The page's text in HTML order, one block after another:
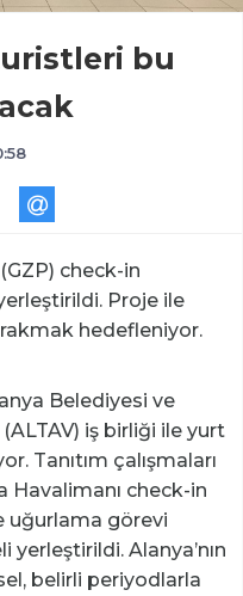
bu
check-in
Proje ile
hedefleniyor.
Belediyesi ve
iş birliği ile yurt
Tanıtım çalışmaları
Havalimanı check-in
uğurlama görevi
Alanya’nın
belirli periyodlarla